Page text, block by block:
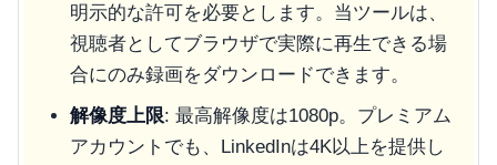
明示的な許可を必要とします。当ツールは、
視聴者としてブラウザで実際に再生できる場
合にのみ録画をダウンロードできます。
解像度上限: 最高解像度は1080p。プレミアム
アカウントでも、LinkedInは4K以上を提供し